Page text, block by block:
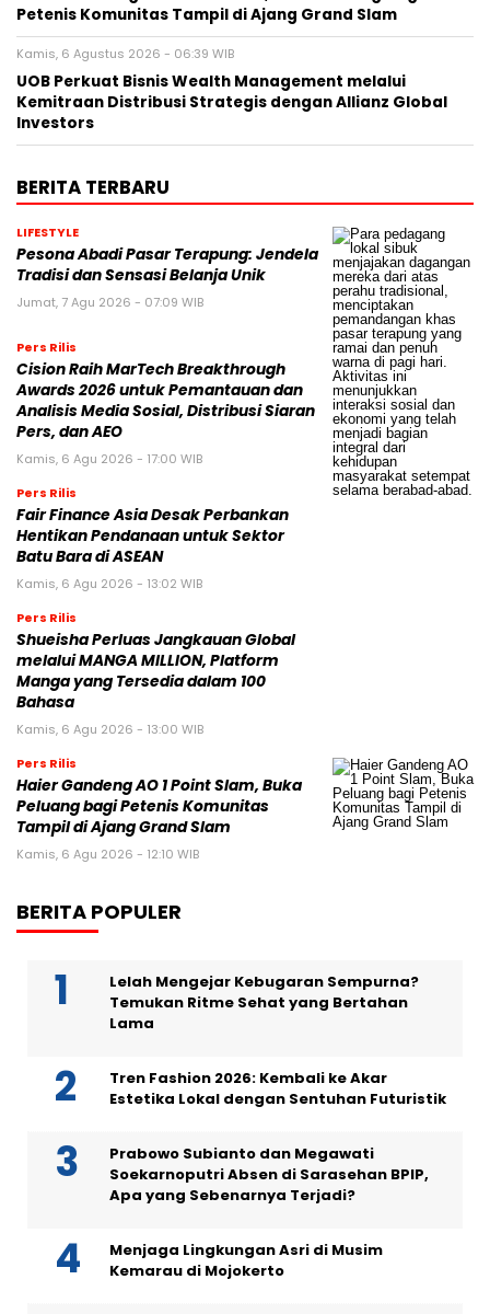
Petenis Komunitas Tampil di Ajang Grand Slam
Kamis, 6 Agustus 2026 - 06:39 WIB
UOB Perkuat Bisnis Wealth Management melalui
Kemitraan Distribusi Strategis dengan Allianz Global
Investors
BERITA TERBARU
LIFESTYLE
Pesona Abadi Pasar Terapung: Jendela
Tradisi dan Sensasi Belanja Unik
Jumat, 7 Agu 2026 - 07:09 WIB
Pers Rilis
Cision Raih MarTech Breakthrough
Awards 2026 untuk Pemantauan dan
Analisis Media Sosial, Distribusi Siaran
Pers, dan AEO
Kamis, 6 Agu 2026 - 17:00 WIB
Pers Rilis
Fair Finance Asia Desak Perbankan
Hentikan Pendanaan untuk Sektor
Batu Bara di ASEAN
Kamis, 6 Agu 2026 - 13:02 WIB
Pers Rilis
Shueisha Perluas Jangkauan Global
melalui MANGA MILLION, Platform
Manga yang Tersedia dalam 100
Bahasa
Kamis, 6 Agu 2026 - 13:00 WIB
Pers Rilis
Haier Gandeng AO 1 Point Slam, Buka
Peluang bagi Petenis Komunitas
Tampil di Ajang Grand Slam
Kamis, 6 Agu 2026 - 12:10 WIB
BERITA POPULER
Lelah Mengejar Kebugaran Sempurna?
Temukan Ritme Sehat yang Bertahan
Lama
Tren Fashion 2026: Kembali ke Akar
Estetika Lokal dengan Sentuhan Futuristik
Prabowo Subianto dan Megawati
Soekarnoputri Absen di Sarasehan BPIP,
Apa yang Sebenarnya Terjadi?
Menjaga Lingkungan Asri di Musim
Kemarau di Mojokerto